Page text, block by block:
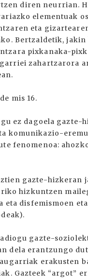
diren neurrian.
elementuak
eta
Bertzaldetik, jakin
pixkanaka-
zahartzarora
mis 16.
ez dagoela gazte-
komunikazio-
fenomenoa:
gazte-hizkeran
hizkuntzen
disfemismoen
gazte-
dela erantzungo
erakusten
Gazteek “argot”